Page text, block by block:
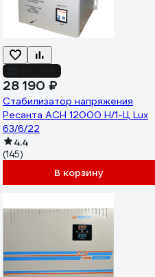
28 190 ₽
Стабилизатор напряжения
Ресанта АСН 12000 Н/1-Ц Lux
63/6/22
4.4
(145)
В корзину